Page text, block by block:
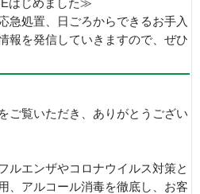
はじめました≫
急処置、日ごろからできるお手入
報を発信していきますので、ぜひ
ご覧いただき、ありがとうござい
ルエンザやコロナウイルス対策と
、アルコール消毒を徹底し、お客